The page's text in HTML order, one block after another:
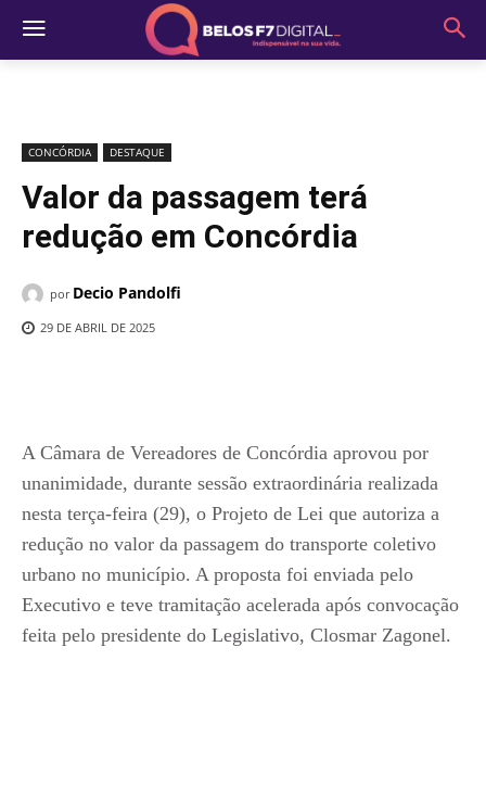
CONCÓRDIA DESTAQUE
Valor da passagem terá
redução em Concórdia
por Decio Pandolfi
29 DE ABRIL DE 2025
A Câmara de Vereadores de Concórdia aprovou por
unanimidade, durante sessão extraordinária realizada
nesta terça-feira (29), o Projeto de Lei que autoriza a
redução no valor da passagem do transporte coletivo
urbano no município. A proposta foi enviada pelo
Executivo e teve tramitação acelerada após convocação
feita pelo presidente do Legislativo, Closmar Zagonel.